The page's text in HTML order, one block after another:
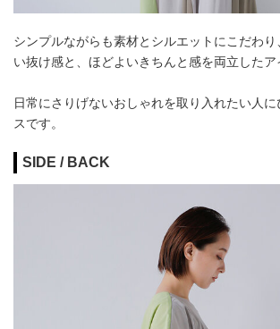
シンプルながらも素材とシルエットにこだわ
い抜け感と、ほどよいきちんと感を両立したア
日常にさりげないおしゃれを取り入れたい人
スです。
SIDE / BACK